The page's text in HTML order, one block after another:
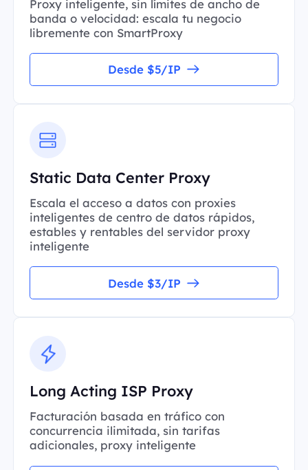
Proxy inteligente, sin límites de ancho de
banda o velocidad: escala tu negocio
libremente con SmartProxy
Desde $5/IP
Static Data Center Proxy
Escala el acceso a datos con proxies
inteligentes de centro de datos rápidos,
estables y rentables del servidor proxy
inteligente
Desde $3/IP
Long Acting ISP Proxy
Facturación basada en tráfico con
concurrencia ilimitada, sin tarifas
adicionales, proxy inteligente